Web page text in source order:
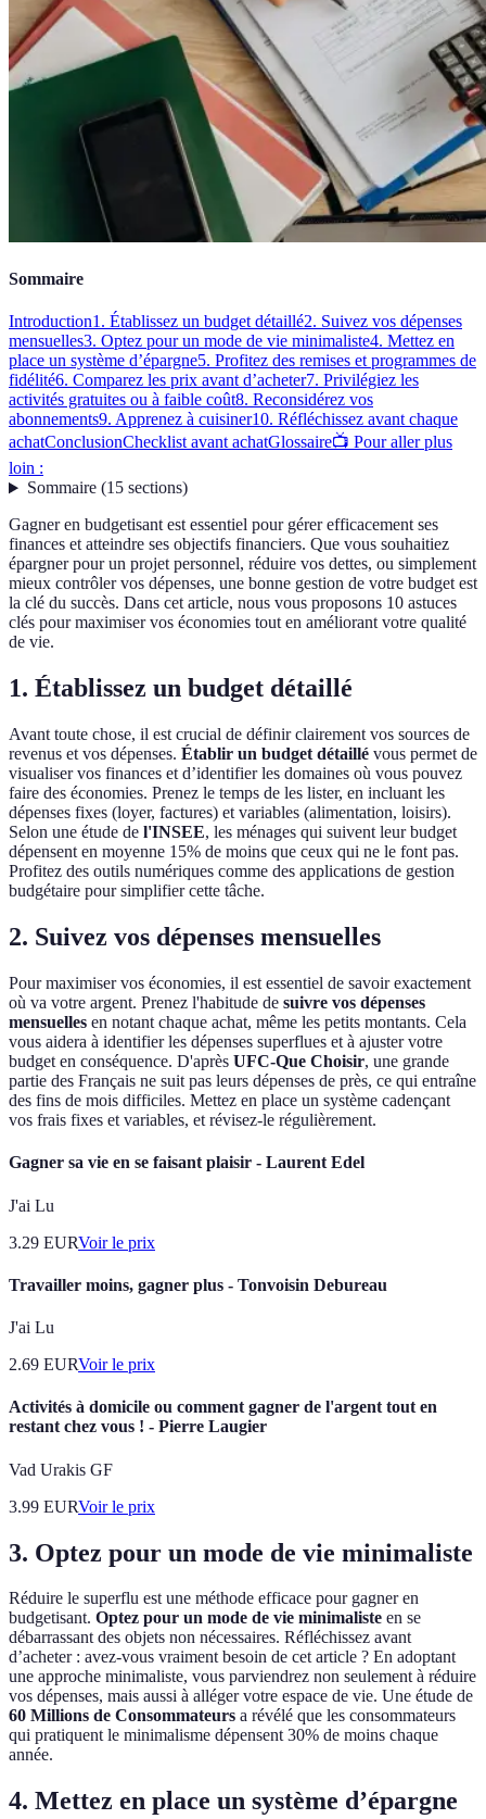
Sommaire
Introduction1. Établissez un budget détaillé2. Suivez vos dépenses
mensuelles3. Optez pour un mode de vie minimaliste4. Mettez en
place un système d’épargne5. Profitez des remises et programmes de
fidélité6. Comparez les prix avant d’acheter7. Privilégiez les
activités gratuites ou à faible coût8. Reconsidérez vos
abonnements9. Apprenez à cuisiner10. Réfléchissez avant chaque
achatConclusionChecklist avant achatGlossaire📺 Pour aller plus
loin :
Sommaire(15 sections)
Gagner en budgetisant est essentiel pour gérer efficacement ses
finances et atteindre ses objectifs financiers. Que vous souhaitiez
épargner pour un projet personnel, réduire vos dettes, ou simplement
mieux contrôler vos dépenses, une bonne gestion de votre budget est
la clé du succès. Dans cet article, nous vous proposons 10 astuces
clés pour maximiser vos économies tout en améliorant votre qualité
de vie.
1. Établissez un budget détaillé
Avant toute chose, il est crucial de définir clairement vos sources de
revenus et vos dépenses. Établir un budget détaillé vous permet de
visualiser vos finances et d’identifier les domaines où vous pouvez
faire des économies. Prenez le temps de les lister, en incluant les
dépenses fixes (loyer, factures) et variables (alimentation, loisirs).
Selon une étude de l'INSEE, les ménages qui suivent leur budget
dépensent en moyenne 15% de moins que ceux qui ne le font pas.
Profitez des outils numériques comme des applications de gestion
budgétaire pour simplifier cette tâche.
2. Suivez vos dépenses mensuelles
Pour maximiser vos économies, il est essentiel de savoir exactement
où va votre argent. Prenez l'habitude de suivre vos dépenses
mensuelles en notant chaque achat, même les petits montants. Cela
vous aidera à identifier les dépenses superflues et à ajuster votre
budget en conséquence. D'après UFC-Que Choisir, une grande
partie des Français ne suit pas leurs dépenses de près, ce qui entraîne
des fins de mois difficiles. Mettez en place un système cadençant
vos frais fixes et variables, et révisez-le régulièrement.
Gagner sa vie en se faisant plaisir - Laurent Edel
J'ai Lu
3.29 EURVoir le prix
Travailler moins, gagner plus - Tonvoisin Debureau
J'ai Lu
2.69 EURVoir le prix
Activités à domicile ou comment gagner de l'argent tout en
restant chez vous ! - Pierre Laugier
Vad Urakis GF
3.99 EURVoir le prix
3. Optez pour un mode de vie minimaliste
Réduire le superflu est une méthode efficace pour gagner en
budgetisant. Optez pour un mode de vie minimaliste en se
débarrassant des objets non nécessaires. Réfléchissez avant
d’acheter : avez-vous vraiment besoin de cet article ? En adoptant
une approche minimaliste, vous parviendrez non seulement à réduire
vos dépenses, mais aussi à alléger votre espace de vie. Une étude de
60 Millions de Consommateurs a révélé que les consommateurs
qui pratiquent le minimalisme dépensent 30% de moins chaque
année.
4. Mettez en place un système d’épargne